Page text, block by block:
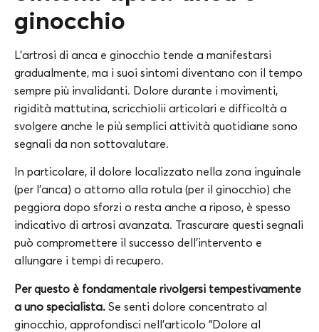
ginocchio
L’artrosi di anca e ginocchio tende a manifestarsi
gradualmente, ma i suoi sintomi diventano con il tempo
sempre più invalidanti. Dolore durante i movimenti,
rigidità mattutina, scricchiolii articolari e difficoltà a
svolgere anche le più semplici attività quotidiane sono
segnali da non sottovalutare.
In particolare, il dolore localizzato nella zona inguinale
(per l’anca) o attorno alla rotula (per il ginocchio) che
peggiora dopo sforzi o resta anche a riposo, è spesso
indicativo di artrosi avanzata. Trascurare questi segnali
può compromettere il successo dell’intervento e
allungare i tempi di recupero.
Per questo è fondamentale rivolgersi tempestivamente
a uno specialista. Se senti dolore concentrato al
ginocchio, approfondisci nell’articolo “Dolore al